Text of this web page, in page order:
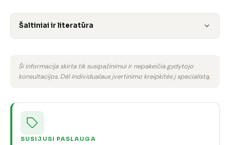
Šaltiniai ir literatūra
Ši informacija skirta tik susipažinimui ir nepakeičia gydytojo
konsultacijos. Dėl individualaus įvertinimo kreipkitės į specialistą.
SUSIJUSI PASLAUGA